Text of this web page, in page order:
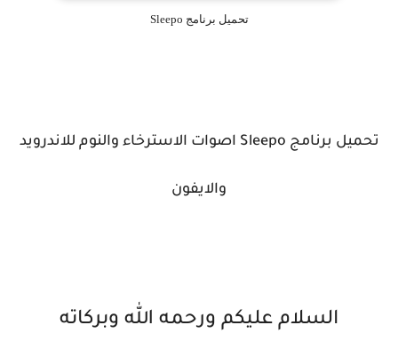
تحميل برنامج Sleepo
تحميل برنامج Sleepo اصوات الاسترخاء والنوم للاندرويد
والايفون
السلام عليكم ورحمه الله وبركاته